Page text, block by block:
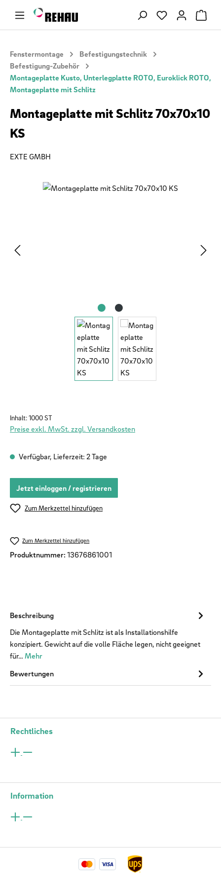
Zum Hauptinhalt springen Du hast 0
Fenstermontage
Befestigungstechnik
Befestigung-Zubehör
Montageplatte Kusto, Unterlegplatte ROTO, Euroklick ROTO,
Montageplatte mit Schlitz
Montageplatte mit Schlitz 70x70x10
KS
EXTE GMBH
Bildergalerie überspringen
Inhalt:1000 ST
Preise exkl. MwSt. zzgl. Versandkosten
Verfügbar, Lieferzeit: 2 Tage
Jetzt einloggen / registrieren
Zum Merkzettel hinzufügen
Zum Merkzettel hinzufügen
Produktnummer: 13676861001
Beschreibung
Die Montageplatte mit Schlitz ist als Installationshilfe
konzipiert. Gewicht auf die volle Fläche legen, nicht geeignet
für… Mehr
Bewertungen
Rechtliches
Information